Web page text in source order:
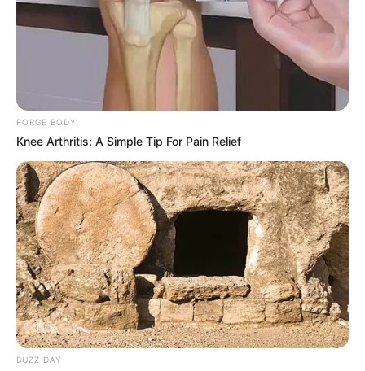
FORGE BODY
Knee Arthritis: A Simple Tip For Pain Relief
BUZZ DAY